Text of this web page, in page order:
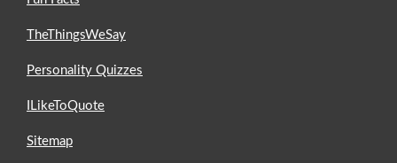
TheThingsWeSay
Personality Quizzes
ILikeToQuote
Sitemap